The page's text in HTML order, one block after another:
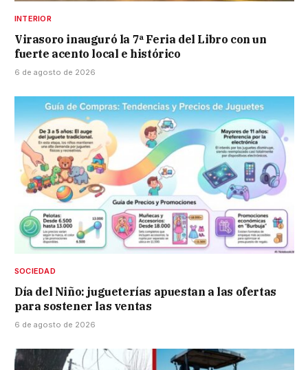
INTERIOR
Virasoro inauguró la 7ª Feria del Libro con un
fuerte acento local e histórico
6 de agosto de 2026
SOCIEDAD
Día del Niño: jugueterías apuestan a las ofertas
para sostener las ventas
6 de agosto de 2026